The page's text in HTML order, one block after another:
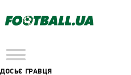
ДОСЬЄ ГРАВЦЯ